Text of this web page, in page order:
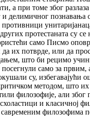
а при томе због
делимичног познавања
противници
протестаната су
само Писмо
их потврде, или да
што би рецимо
посегнули само за првим,
су, избегавајући
методом, што
филозофије, али због
и класичној
савременим филозофима